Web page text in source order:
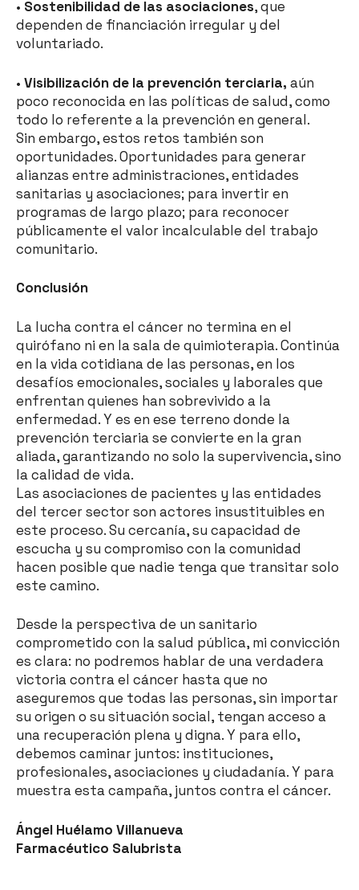
• Sostenibilidad de las asociaciones, que
dependen de financiación irregular y del
voluntariado.
• Visibilización de la prevención terciaria, aún
poco reconocida en las políticas de salud, como
todo lo referente a la prevención en general.
Sin embargo, estos retos también son
oportunidades. Oportunidades para generar
alianzas entre administraciones, entidades
sanitarias y asociaciones; para invertir en
programas de largo plazo; para reconocer
públicamente el valor incalculable del trabajo
comunitario.
Conclusión
La lucha contra el cáncer no termina en el
quirófano ni en la sala de quimioterapia. Continúa
en la vida cotidiana de las personas, en los
desafíos emocionales, sociales y laborales que
enfrentan quienes han sobrevivido a la
enfermedad. Y es en ese terreno donde la
prevención terciaria se convierte en la gran
aliada, garantizando no solo la supervivencia, sino
la calidad de vida.
Las asociaciones de pacientes y las entidades
del tercer sector son actores insustituibles en
este proceso. Su cercanía, su capacidad de
escucha y su compromiso con la comunidad
hacen posible que nadie tenga que transitar solo
este camino.
Desde la perspectiva de un sanitario
comprometido con la salud pública, mi convicción
es clara: no podremos hablar de una verdadera
victoria contra el cáncer hasta que no
aseguremos que todas las personas, sin importar
su origen o su situación social, tengan acceso a
una recuperación plena y digna. Y para ello,
debemos caminar juntos: instituciones,
profesionales, asociaciones y ciudadanía. Y para
muestra esta campaña, juntos contra el cáncer.
Ángel Huélamo Villanueva
Farmacéutico Salubrista